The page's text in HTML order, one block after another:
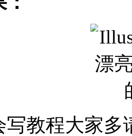
写教程大家多